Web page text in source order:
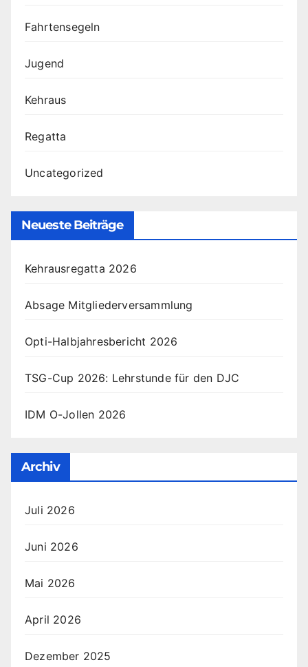
Fahrtensegeln
Jugend
Kehraus
Regatta
Uncategorized
Neueste Beiträge
Kehrausregatta 2026
Absage Mitgliederversammlung
Opti-Halbjahresbericht 2026
TSG-Cup 2026: Lehrstunde für den DJC
IDM O-Jollen 2026
Archiv
Juli 2026
Juni 2026
Mai 2026
April 2026
Dezember 2025